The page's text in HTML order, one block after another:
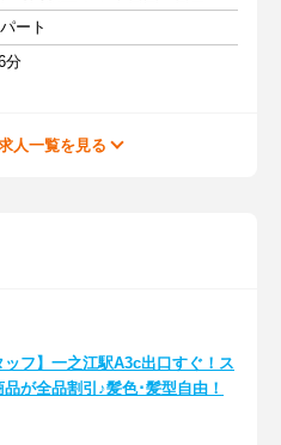
ート
分
人一覧を見る
ッフ】一之江駅A3c出口すぐ！ス
が全品割引♪髪色･髪型自由！